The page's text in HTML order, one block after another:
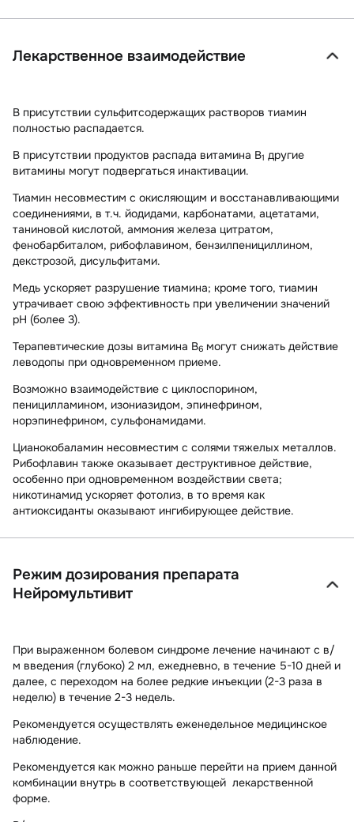
Лекарственное взаимодействие
В присутствии сульфитсодержащих растворов тиамин
полностью распадается.
В присутствии продуктов распада витамина В1 другие
витамины могут подвергаться инактивации.
Тиамин несовместим с окисляющим и восстанавливающими
соединениями, в т.ч. йодидами, карбонатами, ацетатами,
таниновой кислотой, аммония железа цитратом,
фенобарбиталом, рибофлавином, бензилпенициллином,
декстрозой, дисульфитами.
Медь ускоряет разрушение тиамина; кроме того, тиамин
утрачивает свою эффективность при увеличении значений
pH (более 3).
Терапевтические дозы витамина В6 могут снижать действие
леводопы при одновременном приеме.
Возможно взаимодействие с циклоспорином,
пеницилламином, изониазидом, эпинефрином,
норэпинефрином, сульфонамидами.
Цианокобаламин несовместим с солями тяжелых металлов.
Рибофлавин также оказывает деструктивное действие,
особенно при одновременном воздействии света;
никотинамид ускоряет фотолиз, в то время как
антиоксиданты оказывают ингибирующее действие.
Режим дозирования препарата
Нейромультивит
При выраженном болевом синдроме лечение начинают с в/
м введения (глубоко) 2 мл, ежедневно, в течение 5-10 дней и
далее, с переходом на более редкие инъекции (2-3 раза в
неделю) в течение 2-3 недель.
Рекомендуется осуществлять еженедельное медицинское
наблюдение.
Рекомендуется как можно раньше перейти на прием данной
комбинации внутрь в соответствующей лекарственной
форме.